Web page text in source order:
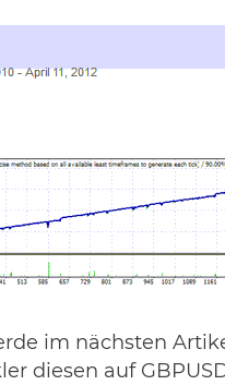
im nächsten
diesen auf